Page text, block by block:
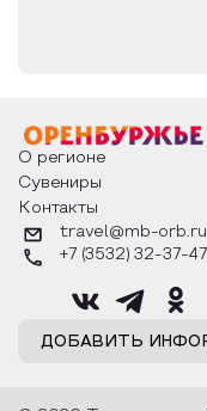
О регионе
Сувениры
Контакты
ДОБАВИТЬ
travel@mb-orb.ru
+7 (3532) 32-37-47